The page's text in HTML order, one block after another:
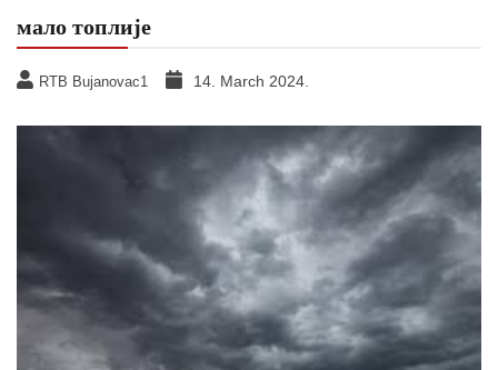
мало топлије
RTB Bujanovac1 14. March 2024.